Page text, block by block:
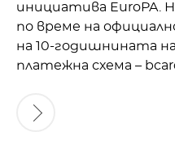
инициатива EuroPA.
по време на
на 10-годишнината
платежна схема –